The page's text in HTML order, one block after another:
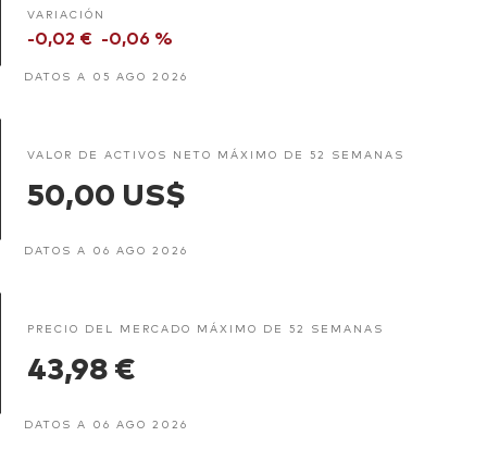
VARIACIÓN
-0,02 € -0,06 %
DATOS A 05 AGO 2026
VALOR DE ACTIVOS NETO MÁXIMO DE 52 SEMANAS
50,00 US$
DATOS A 06 AGO 2026
PRECIO DEL MERCADO MÁXIMO DE 52 SEMANAS
43,98 €
DATOS A 06 AGO 2026